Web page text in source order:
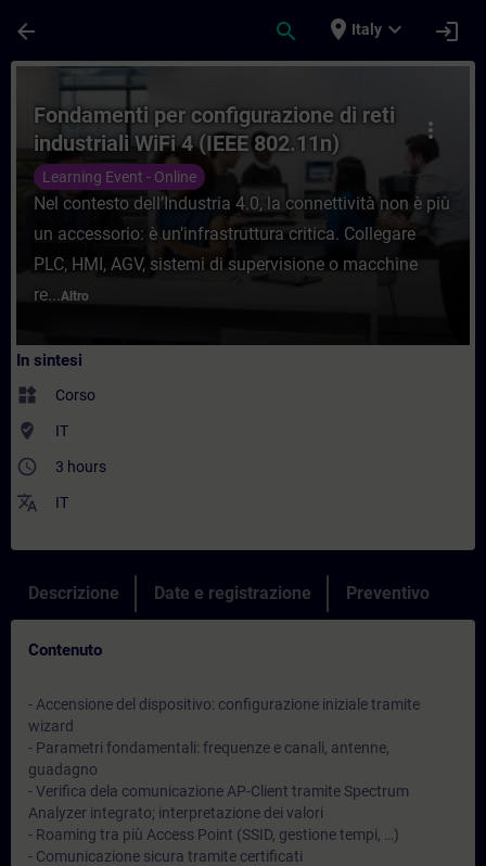
arrow_back search place Italy expand_more login
Corso - Fondamenti per configurazione
more_vert
Fondamenti per configurazione di reti
industriali WiFi 4 (IEEE 802.11n)
Learning Event - Online
Nel contesto dell’Industria 4.0, la connettività non è più
un accessorio: è un’infrastruttura critica. Collegare
PLC, HMI, AGV, sistemi di supervisione o macchine
re...Altro
In sintesi
widgets Corso
where_to_vote IT
access_time 3 hours
translate IT
Descrizione Date e registrazione Preventivo
Contenuto
- Accensione del dispositivo: configurazione iniziale tramite
wizard
- Parametri fondamentali: frequenze e canali, antenne,
guadagno
- Verifica dela comunicazione AP-Client tramite Spectrum
Analyzer integrato; interpretazione dei valori
- Roaming tra più Access Point (SSID, gestione tempi, …)
- Comunicazione sicura tramite certificati